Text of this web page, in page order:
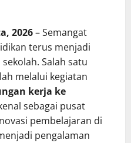
2026– Semangat
terus menjadi
Salah satu
melalui kegiatan
kerja ke
sebagai pusat
pembelajaran di
pengalaman